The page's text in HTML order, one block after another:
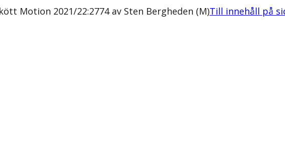
Motion 2021/22:2774 av Sten Bergheden (M)Till innehåll på